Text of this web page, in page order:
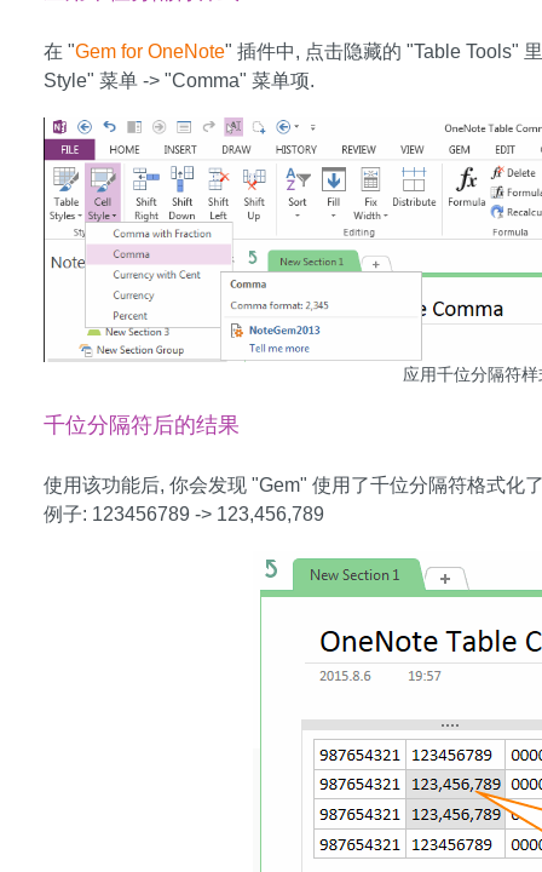
在 "Gem for OneNote" 插件中, 点击隐藏的 "Table Tools"
Style" 菜单 -> "Comma" 菜单项.
应用千位分隔符样
千位分隔符后的结果
使用该功能后, 你会发现 "Gem" 使用了千位分隔符格式化
例子: 123456789 -> 123,456,789